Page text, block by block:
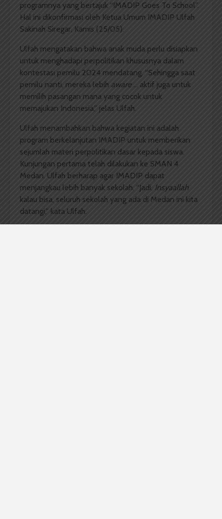
programnya yang bertajuk “IMADIP Goes To School”.
Hal ini dikonfirmasi oleh Ketua Umum IMADIP Ulfah
Sakinah Siregar, Kamis (25/05).
Ulfah mengatakan bahwa anak muda perlu disiapkan
untuk menghadapi perpolitikan khususnya dalam
kontestasi pemilu 2024 mendatang. “Sehingga saat
pemilu nanti, mereka lebih aware… aktif juga untuk
memilih pasangan mana yang cocok untuk
memajukan Indonesia,” jelas Ulfah.
Ulfah menambahkan bahwa kegiatan ini adalah
program berkelanjutan IMADIP untuk memberikan
sejumlah materi perpolitikan dasar kepada siswa.
Kunjungan pertama telah dilakukan ke SMAN 4
Medan. Ulfah berharap agar IMADIP dapat
menjangkau lebih banyak sekolah. “Jadi, Insyaallah
kalau bisa, seluruh sekolah yang ada di Medan ini kita
datangi,” kata Ulfah.